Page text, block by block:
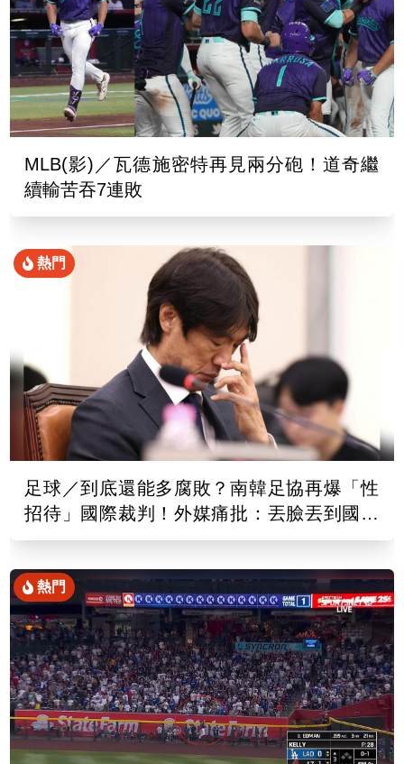
MLB(影)／瓦德施密特再見兩分砲！道奇繼
續輸苦吞7連敗
熱門
足球／到底還能多腐敗？南韓足協再爆「性
招待」國際裁判！外媒痛批：丟臉丟到國外
去
熱門